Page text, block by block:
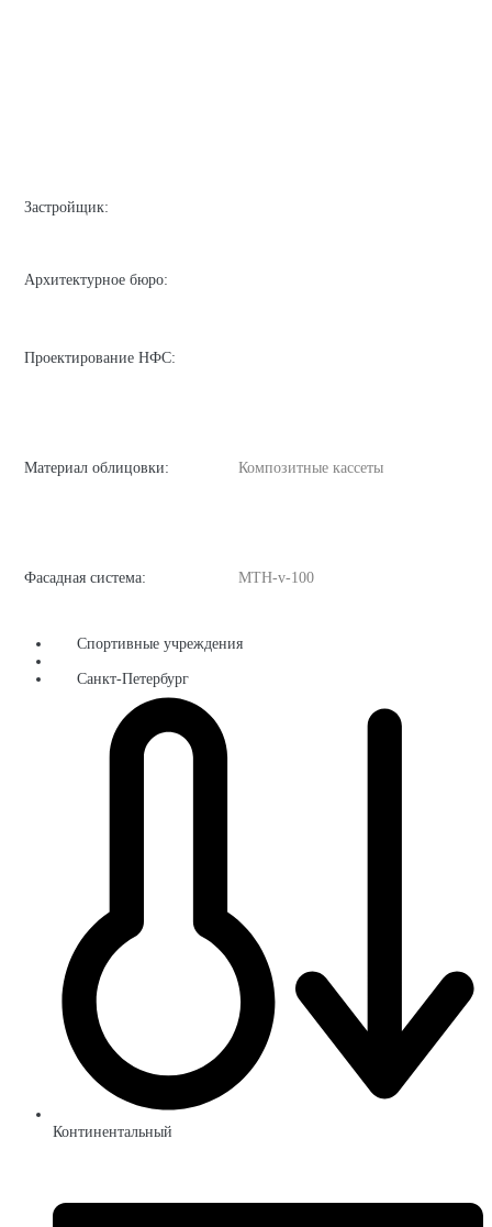
Застройщик:
Архитектурное бюро:
Проектирование НФС:
Материал облицовки: Композитные кассеты
Фасадная система: MTH-v-100
Спортивные учреждения
Санкт-Петербург
Континентальный